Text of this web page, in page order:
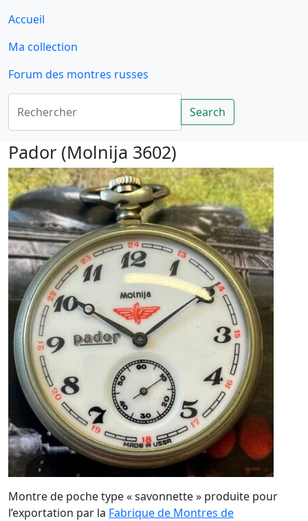
Accueil
Ma collection
Forum des montres russes
Rechercher
Search
Pador (Molnija 3602)
Montre de poche type « savonnette » produite pour
l’exportation par la Fabrique de Montres de